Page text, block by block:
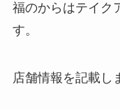
福のからはテイク
す。
店舗情報を記載し